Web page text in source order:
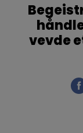
vevde